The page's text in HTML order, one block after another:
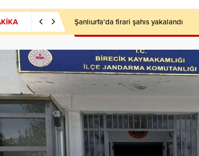
Şanlıurfa’da firari şahıs yakalandı